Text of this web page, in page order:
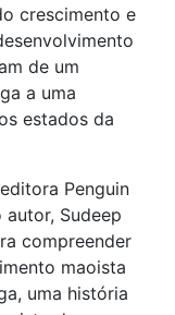
crescimento e
de um
a uma
estados da
Penguin
Sudeep
compreender
maoista
uma história